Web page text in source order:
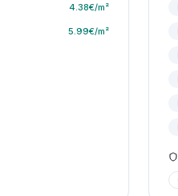
4.38€/m²
5.99€/m²